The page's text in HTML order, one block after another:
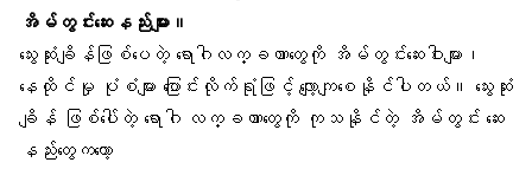
အိမ်တွင်းဆေးနည်းများ။
သွေးဆုံးချိန်ဖြစ်ပေတဲ့ ရောဂါလက္ခဏာတွေကို အိမ်တွင်းဆေးဝါးများ၊
နေထိုင်မှု ပုံစံများ ပြောင်းလိုက်ရုံဖြင့် လျော့ကျစေနိုင်ပါတယ်။ သွေးဆုံး
ချိန် ဖြစ်ပေါ်တဲ့ ရောဂါ လက္ခဏာတွေကို ကုသနိုင်တဲ့ အိမ်တွင်း ဆေး
နည်းတွေကတော့